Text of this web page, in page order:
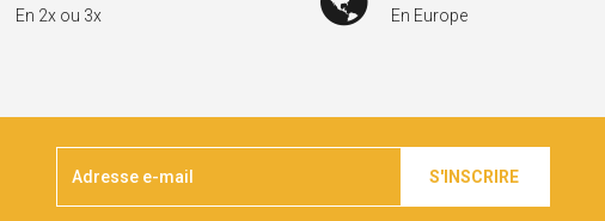
En 2x ou 3x
En Europe
S'INSCRIRE